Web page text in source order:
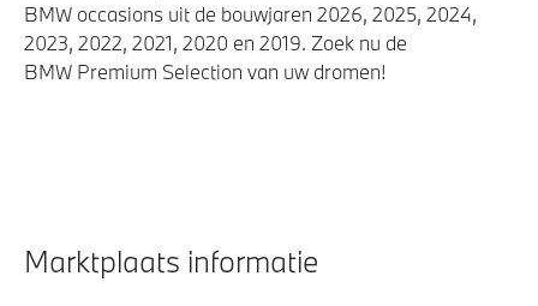
BMW occasions uit de bouwjaren 2026, 2025, 2024,
2023, 2022, 2021, 2020 en 2019. Zoek nu de
BMW Premium Selection van uw dromen!
Marktplaats informatie